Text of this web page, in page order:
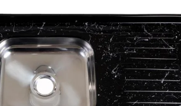
6º iphone
7º forro pvc
º porta
chuveiro